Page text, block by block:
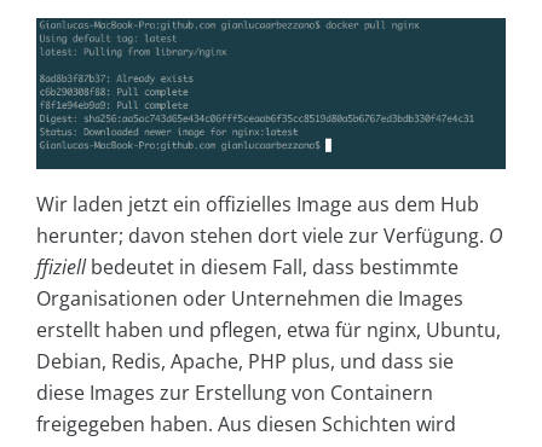
Wir laden jetzt ein offizielles Image aus dem Hub
herunter; davon stehen dort viele zur Verfügung. O
ffiziellbedeutet in diesem Fall, dass bestimmte
Organisationen oder Unternehmen die Images
erstellt haben und pflegen, etwa für nginx, Ubuntu,
Debian, Redis, Apache, PHP plus, und dass sie
diese Images zur Erstellung von Containern
freigegeben haben. Aus diesen Schichten wird